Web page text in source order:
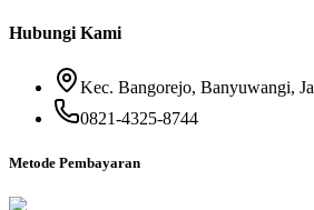
Hubungi Kami
Kec. Bangorejo, Banyuwangi,
0821-4325-8744
Metode Pembayaran